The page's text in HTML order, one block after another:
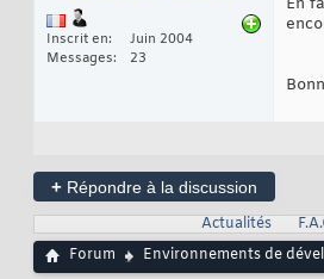
Inscrit en
Juin 2004
Messages
23
En
+ Répondre à la discussion
Actualités
Forum
Environnements de